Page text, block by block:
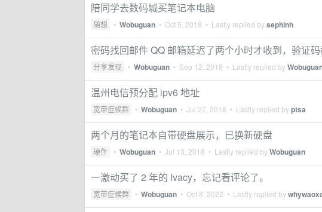
陪同学去数码城买笔记本电脑
随想 • Wobuguan • Oct 5, 2018 • Lastly replied bysephinh
密码找回邮件 QQ 邮箱延迟了两个小时才收到，验证
分享发现 • Wobuguan • Sep 12, 2018 • Lastly replied by
温州电信预分配 ipv6 地址
宽带症候群 • Wobuguan • Jul 27, 2018 • Lastly replied byptsa
两个月的笔记本自带硬盘展示，已换新硬盘
硬件 • Wobuguan • Jul 13, 2018 • Lastly replied byWobuguan
一激动买了 2 年的 Ivacy，忘记看评论了。
宽带症候群 • Wobuguan • Oct 8, 2022 • Lastly replied by